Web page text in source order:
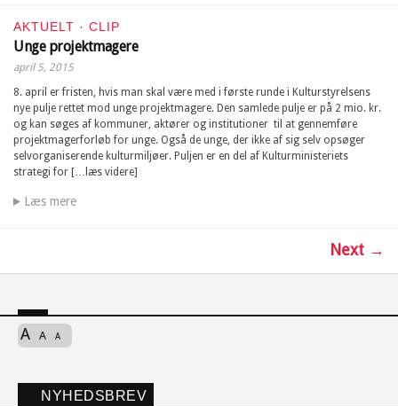
AKTUELT · CLIP
Unge projektmagere
april 5, 2015
8. april er fristen, hvis man skal være med i første runde i Kulturstyrelsens
nye pulje rettet mod unge projektmagere. Den samlede pulje er på 2 mio. kr.
og kan søges af kommuner, aktører og institutioner til at gennemføre
projektmagerforløb for unge. Også de unge, der ikke af sig selv opsøger
selvorganiserende kulturmiljøer. Puljen er en del af Kulturministeriets
strategi for […læs videre]
Læs mere
Next →
A A A
NYHEDSBREV